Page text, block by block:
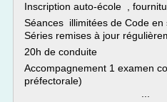
Inscription auto-école ,
Séances illimitées de Code
Séries remises à jour
20h de conduite
Accompagnement 1 examen